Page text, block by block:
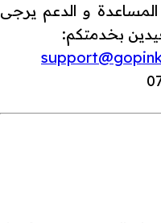
و الدعم يرجى
بخدمتكم: